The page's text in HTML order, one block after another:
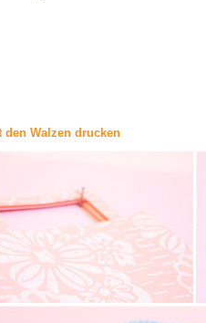
den Walzen drucken